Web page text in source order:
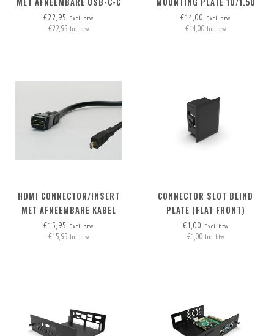
KABEL
€22,95 Excl. btw
€22,95 Incl. btw
€14,00 Excl. btw
€14,00 Incl. btw
HDMI CONNECTOR/INSERT
MET AFNEEMBARE KABEL
MICRO-HDMI > HDMI A
€15,95 Excl. btw
€15,95 Incl. btw
CONNECTOR SLOT BLIND
PLATE (FLAT FRONT)
€1,00 Excl. btw
€1,00 Incl. btw